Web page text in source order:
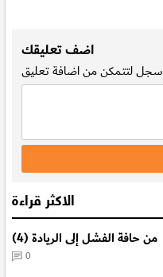
اضف تعليقك
سجللتتمكن من اضافة تعليق
الاكثر قراءة
من حافة الفشل إلى الريادة (4)
0